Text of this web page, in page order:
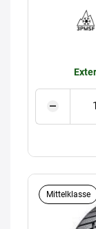
Mittelklasse